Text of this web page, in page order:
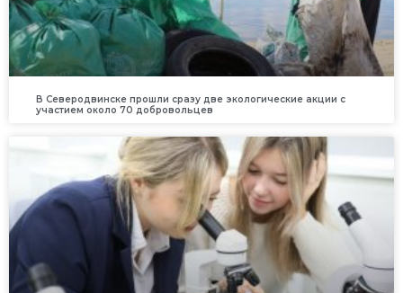
В Северодвинске прошли сразу две экологические акции с
участием около 70 добровольцев